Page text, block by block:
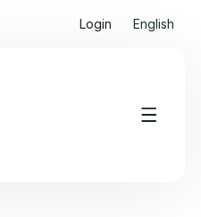
Login English